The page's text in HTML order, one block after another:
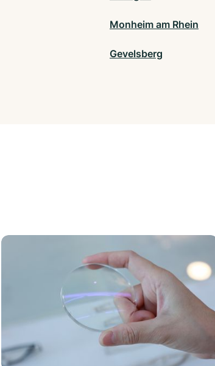
Monheim am Rhein
Gevelsberg